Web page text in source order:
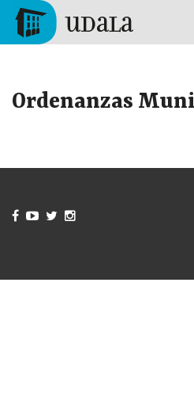
Aller au contenu principal
Ordenanzas
   